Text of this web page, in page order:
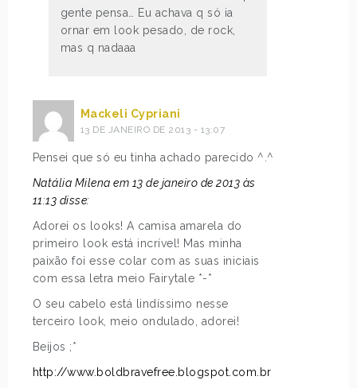
gente pensa… Eu achava q só ia
ornar em look pesado, de rock,
mas q nadaaa
Mackeli Cypriani
13 DE JANEIRO DE 2013 - 13:07
Pensei que só eu tinha achado parecido ^.^
Natália Milena em 13 de janeiro de 2013 às
11:13 disse:
Adorei os looks! A camisa amarela do
primeiro look está incrível! Mas minha
paixão foi esse colar com as suas iniciais
com essa letra meio Fairytale *-*
O seu cabelo está lindíssimo nesse
terceiro look, meio ondulado, adorei!
Beijos ;*
http://www.boldbravefree.blogspot.com.br